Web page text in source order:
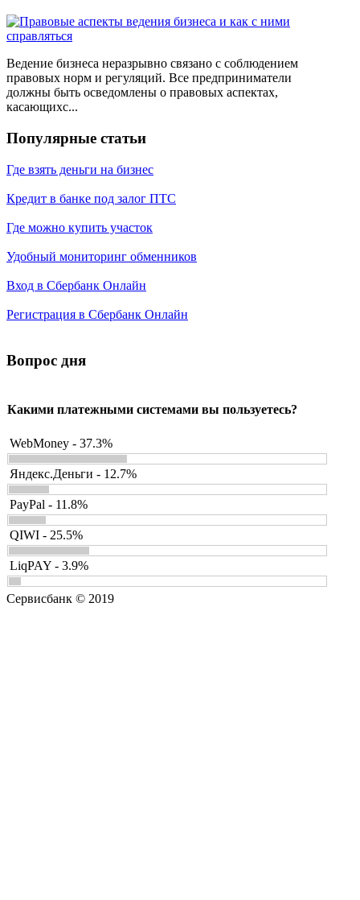
Ведение бизнеса неразрывно связано с соблюдением
правовых норм и регуляций. Все предприниматели
должны быть осведомлены о правовых аспектах,
касающихс...
Популярные статьи
Где взять деньги на бизнес
Кредит в банке под залог ПТС
Где можно купить участок
Удобный мониторинг обменников
Вход в Сбербанк Онлайн
Регистрация в Сбербанк Онлайн
Вопрос дня
Какими платежными системами вы пользуетесь?
WebMoney - 37.3%
Яндекс.Деньги - 12.7%
PayPal - 11.8%
QIWI - 25.5%
LiqPAY - 3.9%
Сервисбанк © 2019